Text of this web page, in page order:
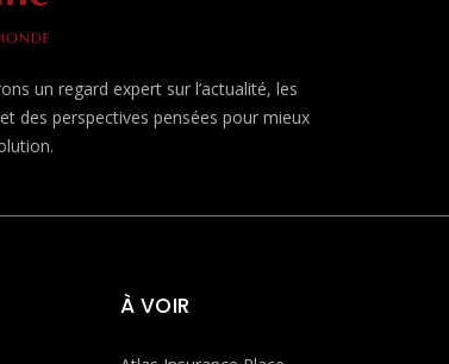
un regard expert sur l’actualité, les
des perspectives pensées pour mieux
À VOIR